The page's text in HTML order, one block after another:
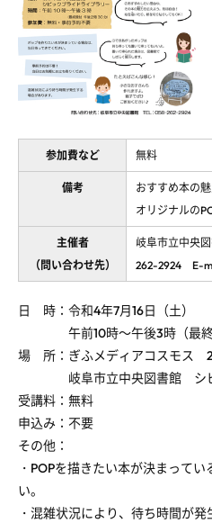
参加費など 無料
備考
おすすめ本の
オリジナルの
主催者
（問い合わせ先）
岐阜市立中央
262-2924 E-
日 時：令和4年7月16日（土）
午前10時～午後3時（最
場 所 ：ぎふメディアコスモス 2
岐阜市立中央図書館 シビ
受講料：無料
申込み：不要
その他：
・ POPを描きたい本が決まってい
い。
・混雑状況により、待ち時間が発